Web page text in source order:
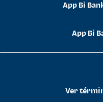
App Bi
App Bi
Ver